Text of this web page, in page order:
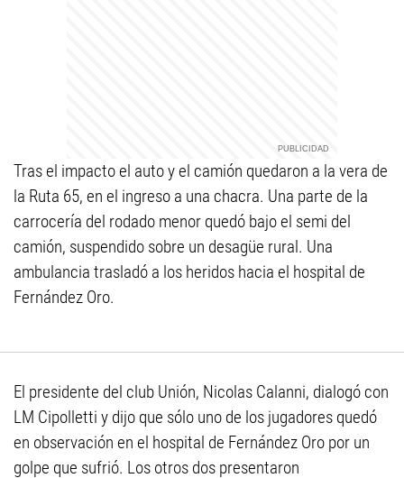
Tras el impacto el auto y el camión quedaron a la vera de
la Ruta 65, en el ingreso a una chacra. Una parte de la
carrocería del rodado menor quedó bajo el semi del
camión, suspendido sobre un desagüe rural. Una
ambulancia trasladó a los heridos hacia el hospital de
Fernández Oro.
El presidente del club Unión, Nicolas Calanni, dialogó con
LM Cipolletti y dijo que sólo uno de los jugadores quedó
en observación en el hospital de Fernández Oro por un
golpe que sufrió. Los otros dos presentaron